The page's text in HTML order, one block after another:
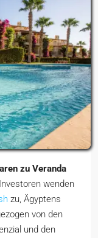
zu Veranda
wenden
zu, Ägyptens
von den
und den